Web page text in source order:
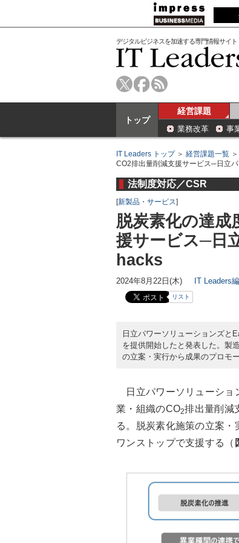
デジタルビジネスを加速する専門情報サイト
トップ
経営課題
業務改革 事
IT Leaders トップ＞ 経営課題一覧 ＞
CO2排出量削減支援サービス─日立
法制度対応／CSR
[新製品・サービス]
脱炭素化の達成
援サービス─日
hacks
2024年8月22日(木) IT Leaders
リスト
日立パワーソリューションズと
を提供開始したと発表した。製
の立案・実行から成果のプロモ
日立パワーソリューショ
業・組織のCO2排出量削減
る。脱炭素化施策の立案
ワンストップで支援する（